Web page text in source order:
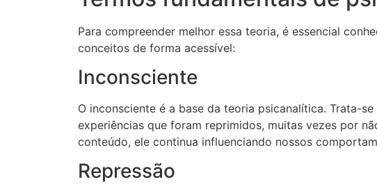
Para compreender melhor essa teoria, é essencial
conceitos de forma acessível:
Inconsciente
O inconsciente é a base da teoria psicanalítica. Trata-
experiências que foram reprimidos, muitas vezes por
conteúdo, ele continua influenciando nossos
Repressão